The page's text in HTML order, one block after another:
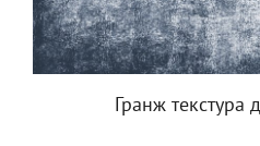
Гранж текстура